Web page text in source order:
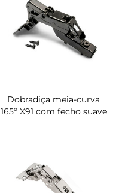
Dobradiça meia-curva
165º X91 com fecho suave